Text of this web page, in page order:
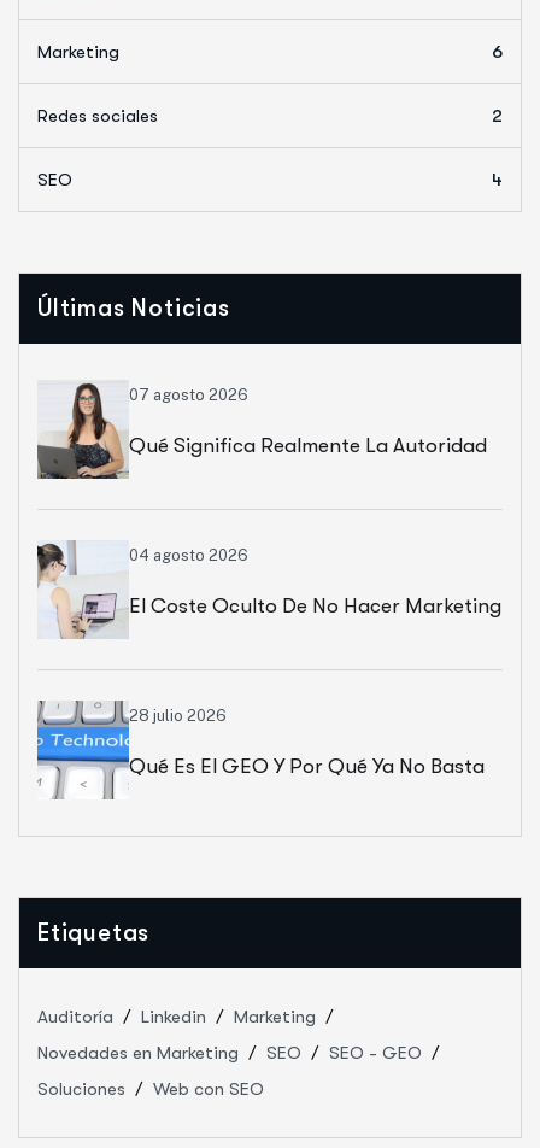
Marketing 6
Redes sociales 2
SEO 4
Últimas Noticias
07 agosto 2026
Qué Significa Realmente La Autoridad
04 agosto 2026
El Coste Oculto De No Hacer Marketing
28 julio 2026
Qué Es El GEO Y Por Qué Ya No Basta
Etiquetas
Auditoría Linkedin
Marketing
Novedades en Marketing
SEO
SEO - GEO
Soluciones
Web con SEO